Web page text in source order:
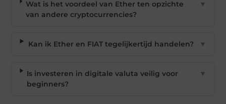
Wat is het voordeel van Ether ten opzichte
van andere cryptocurrencies?
▼
Kan ik Ether en FIAT tegelijkertijd handelen? ▼
Is investeren in digitale valuta veilig voor
beginners?
▼